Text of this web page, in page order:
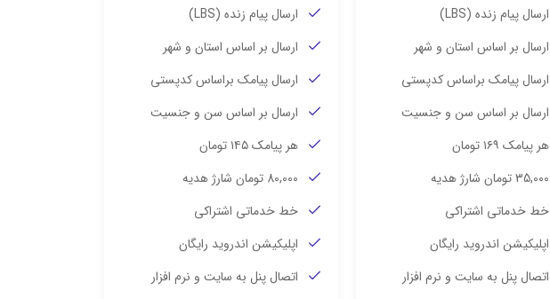
ارسال پیام زنده (LBS)
ارسال بر اساس استان و شهر
ارسال پیامک براساس کدپستی
ارسال بر اساس سن و جنسیت
هر پیامک ۱۶۹ تومان
35,000 تومان شارژ هدیه
خط خدماتی اشتراکی
اپلیکیشن اندروید رایگان
اتصال پنل به سایت و نرم افزار
ارسال پیام زنده (LBS)
ارسال بر اساس استان و شهر
ارسال پیامک براساس کدپستی
ارسال بر اساس سن و جنسیت
هر پیامک ۱۴۵ تومان
80,000 تومان شارژ هدیه
خط خدماتی اشتراکی
اپلیکیشن اندروید رایگان
اتصال پنل به سایت و نرم افزار